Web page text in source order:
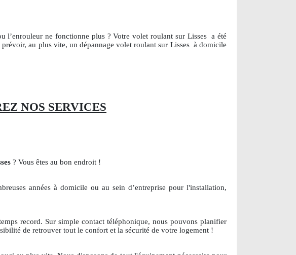
l’enrouleur ne fonctionne plus ? Votre volet roulant sur Lisses
a été
au plus vite, un dépannage volet roulant sur Lisses à domicile
NOS SERVICES
? Vous êtes au bon endroit !
années à domicile ou au sein d’entreprise pour l'installation,
record. Sur simple contact téléphonique, nous pouvons planifier
de retrouver tout le confort et la sécurité de votre logement !